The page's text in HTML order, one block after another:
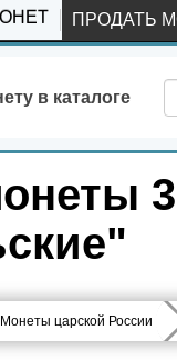
ПРОДАТЬ
в каталоге
Монеты царской России